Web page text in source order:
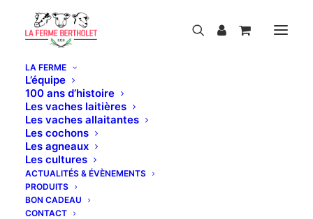
LA FERME
L’équipe
100 ans d’histoire
Les vaches laitières
Les vaches allaitantes
Les cochons
Les agneaux
Les cultures
ACTUALITÉS & ÉVÈNEMENTS
PRODUITS
BON CADEAU
CONTACT
Notre magasin est actuellement fermé pour
les vacances d'été.
Nous serons heureux de vous retrouver à
partir du jeudi 3 septembre.
Pendant cette période, les commandes
passées sur le site ne seront pas traitées.